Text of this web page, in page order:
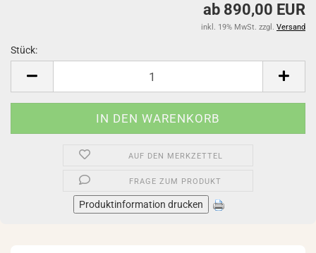
ab 890,00 EUR
inkl. 19% MwSt. zzgl. Versand
Stück:
AUF DEN MERKZETTEL
FRAGE ZUM PRODUKT
Produktinformation drucken